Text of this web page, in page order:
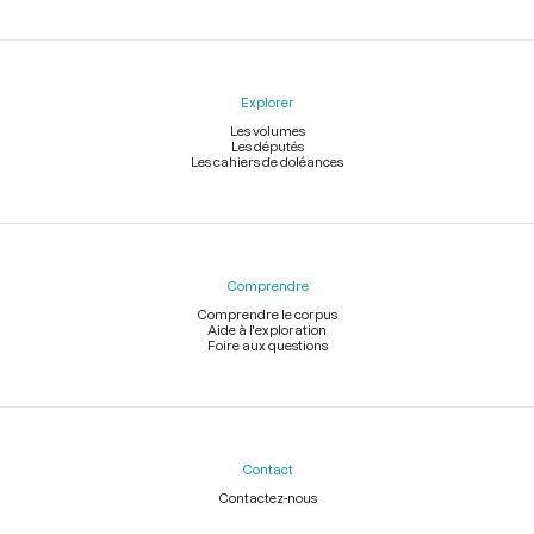
Explorer
Les volumes
Les députés
Les cahiers de doléances
Comprendre
Comprendre le corpus
Aide à l'exploration
Foire aux questions
Contact
Contactez-nous